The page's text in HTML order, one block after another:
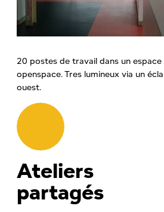
20 postes de travail dans un
openspace. Tres lumineux via un
ouest.
Ateliers
partagés